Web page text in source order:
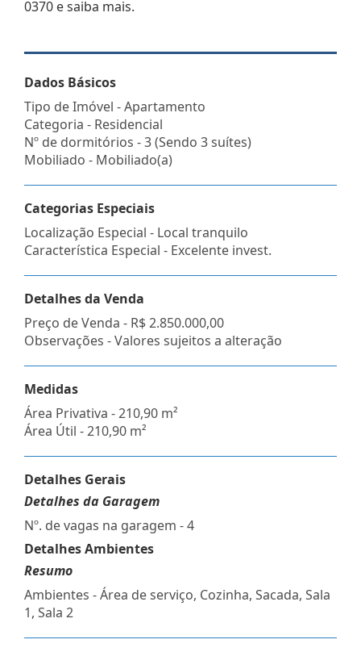
0370 e saiba mais.
Dados Básicos
Tipo de Imóvel - Apartamento
Categoria - Residencial
Nº de dormitórios - 3 (Sendo 3 suítes)
Mobiliado - Mobiliado(a)
Categorias Especiais
Localização Especial - Local tranquilo
Característica Especial - Excelente invest.
Detalhes da Venda
Preço de Venda - R$ 2.850.000,00
Observações - Valores sujeitos a alteração
Medidas
Área Privativa - 210,90 m²
Área Útil - 210,90 m²
Detalhes Gerais
Detalhes da Garagem
Nº. de vagas na garagem - 4
Detalhes Ambientes
Resumo
Ambientes - Área de serviço, Cozinha, Sacada, Sala
1, Sala 2